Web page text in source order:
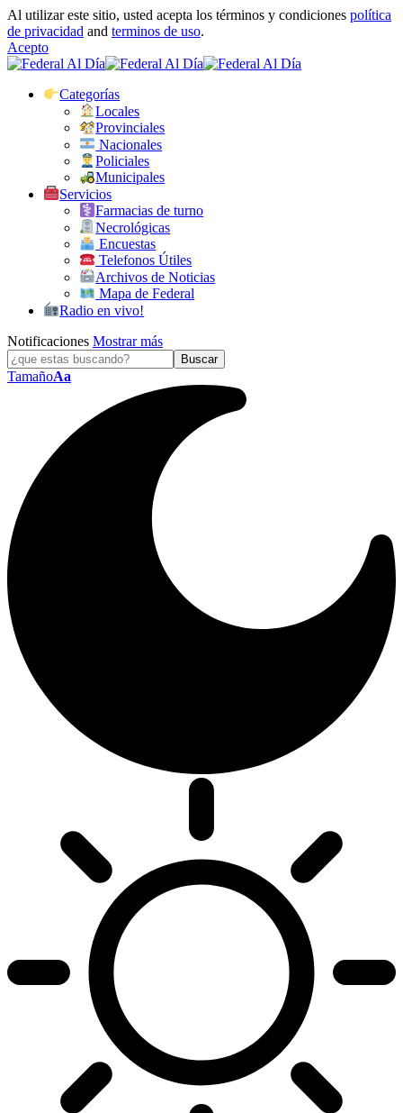
Al utilizar este sitio, usted acepta los términos y condiciones política
de privacidad and terminos de uso.
Acepto
Categorías
Locales
Provinciales
Nacionales
Policiales
Municipales
Servicios
Farmacias de turno
Necrológicas
Encuestas
Telefonos Útiles
Archivos de Noticias
Mapa de Federal
Radio en vivo!
Notificaciones Mostrar más
TamañoAa